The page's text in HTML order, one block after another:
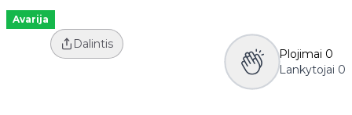
Avarija
Dalintis
Plojimai 0
Lankytojai 0